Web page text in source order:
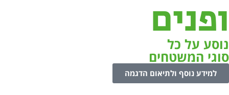
ופנים
נוסע על כל
סוגי המשטחים
למידע נוסף ולתיאום הדגמה